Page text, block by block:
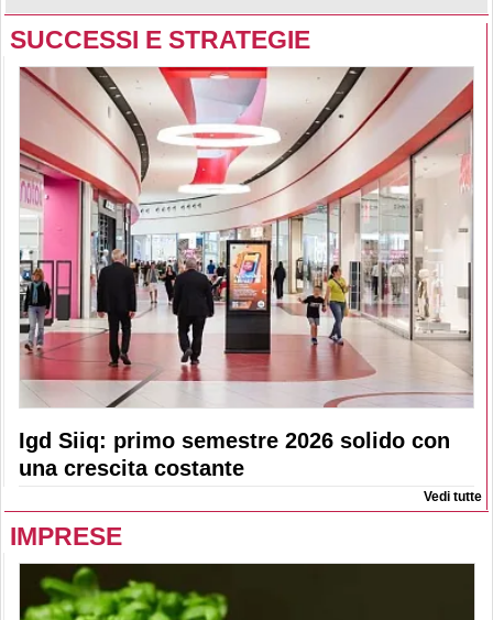
SUCCESSI E STRATEGIE
Igd Siiq: primo semestre 2026 solido con
una crescita costante
Vedi tutte
IMPRESE